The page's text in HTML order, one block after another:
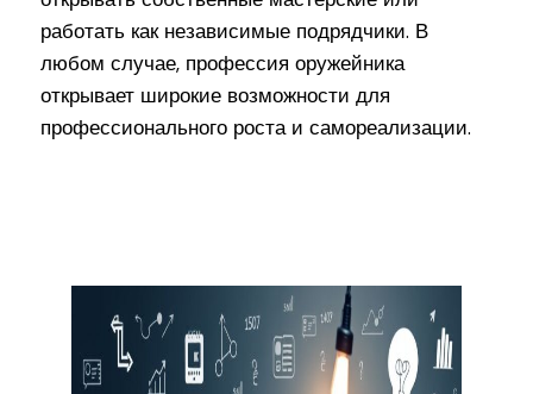
работать как независимые подрядчики. В
любом случае, профессия оружейника
открывает широкие возможности для
профессионального роста и самореализации.